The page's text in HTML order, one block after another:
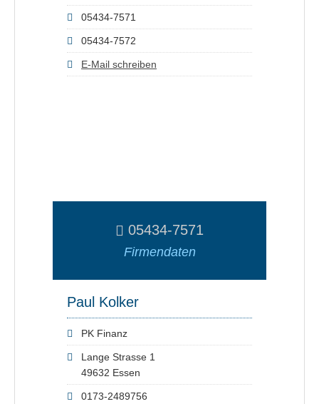
05434-7571
05434-7572
E-Mail schreiben
05434-7571
Firmendaten
Paul Kolker
PK Finanz
Lange Strasse 1
49632 Essen
0173-2489756